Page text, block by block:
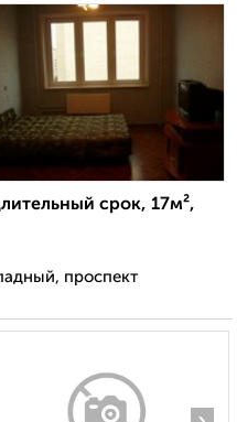
срок, 17м²,
проспект